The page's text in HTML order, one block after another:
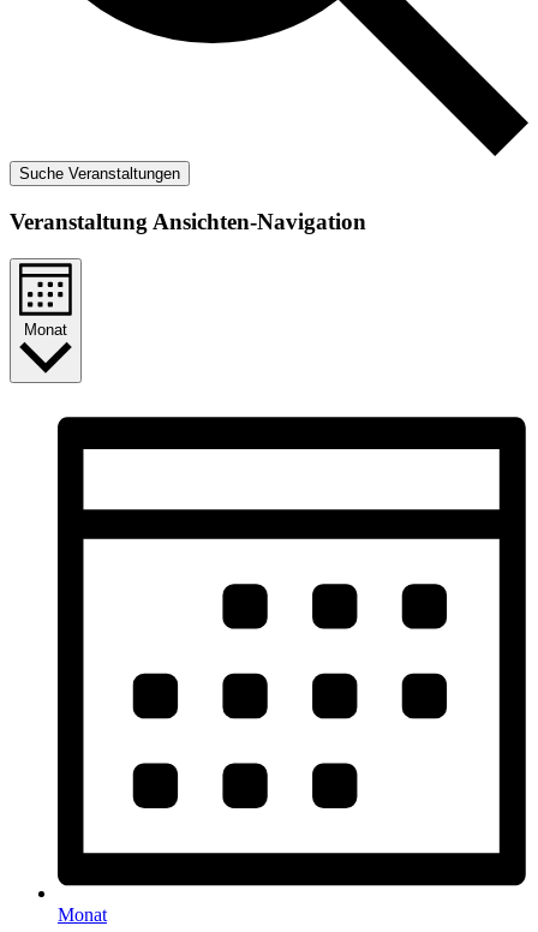
Suche Veranstaltungen
Veranstaltung Ansichten-Navigation
Monat
Monat